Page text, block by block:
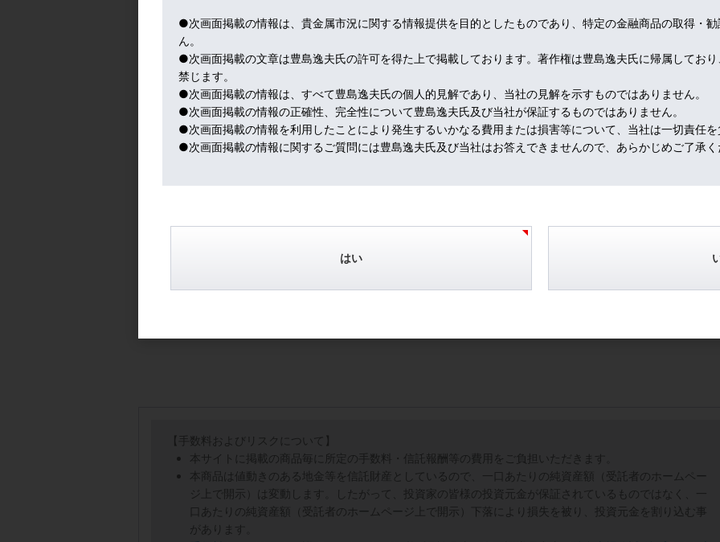
金業界の常識も変わった一年であった。
そして、来年は、３,０００ドルに挑戦と騒いでいるが、４,０００ドルになったりしてね。来年今頃のこのブログ
者が、どう回顧しているであろうか。ご期待あれ(笑)
【手数料およびリスクについて】
本サイトに掲載の商品毎に所定の手数料・信託報酬等の費用をご負担いただきます。
本商品は値動きのある地金等を信託財産としているので、一口あたりの純資産額（受託者のホームペー
ジ上で開示）は変動します。したがって、投資家の皆様の投資元金が保証されているものではなく、一
口あたりの純資産額（受託者のホームページ上で開示）下落により損失を被り、投資元金を割り込む事
があります。
●次画面掲載の情報は、貴金属市況に関する情報提供を目的としたものであり、特定の金融商品の取得・
ん。
●次画面掲載の文章は豊島逸夫氏の許可を得た上で掲載しております。著作権は豊島逸夫氏に帰属してお
禁じます。
●次画面掲載の情報は、すべて豊島逸夫氏の個人的見解であり、当社の見解を示すものではありません。
●次画面掲載の情報の正確性、完全性について豊島逸夫氏及び当社が保証するものではありません。
●次画面掲載の情報を利用したことにより発生するいかなる費用または損害等について、当社は一切責任
●次画面掲載の情報に関するご質問には豊島逸夫氏及び当社はお答えできませんので、あらかじめご了承
はい